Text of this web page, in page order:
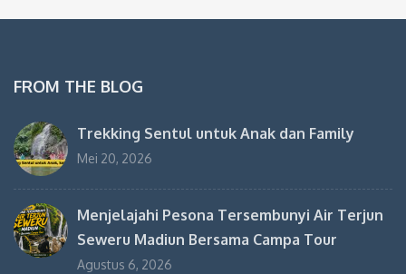
FROM THE BLOG
Trekking Sentul untuk Anak dan Family
Mei 20, 2026
Menjelajahi Pesona Tersembunyi Air Terjun
Seweru Madiun Bersama Campa Tour
Agustus 6, 2026